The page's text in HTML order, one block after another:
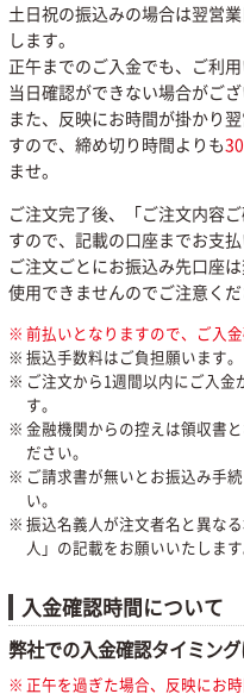
土日祝の振込みの場合は翌営
します。
正午までのご入金でも、ご利
当日確認ができない場合がござ
また、反映にお時間が掛かり
すので、締め切り時間よりも
ませ。
ご注文完了後、「ご注文内容
すので、記載の口座までお支払
ご注文ごとにお振込み先口座
使用できませんのでご注意くだ
前払いとなりますので、ご入
振込手数料はご負担願います。
ご注文から1週間以内にご入
す。
金融機関からの控えは領収書
ださい。
ご請求書が無いとお振込み手
い。
振込名義人が注文者名と異な
人」の記載をお願いいたします
入金確認時間について
弊社での入金確認タイミング
正午を過ぎた場合、反映にお